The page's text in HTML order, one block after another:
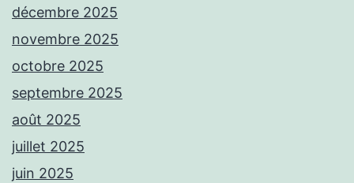
décembre 2025
novembre 2025
octobre 2025
septembre 2025
août 2025
juillet 2025
juin 2025